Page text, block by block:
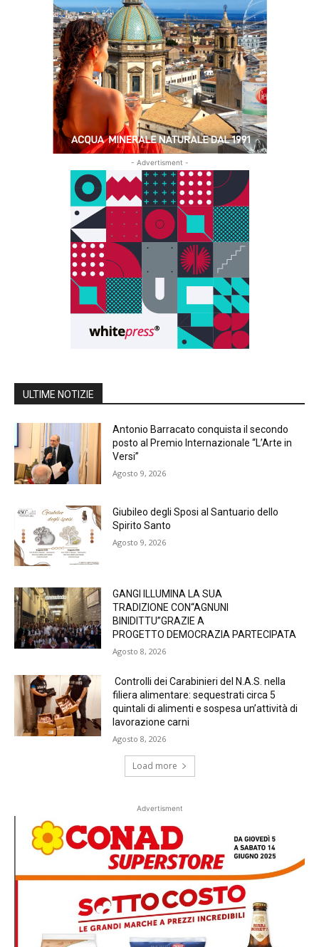
- Advertisment -
ULTIME NOTIZIE
Antonio Barracato conquista il secondo
posto al Premio Internazionale “L’Arte in
Versi”
Agosto 9, 2026
Giubileo degli Sposi al Santuario dello
Spirito Santo
Agosto 9, 2026
GANGI ILLUMINA LA SUA
TRADIZIONE CON“AGNUNI
BINIDITTU”GRAZIE A
PROGETTO DEMOCRAZIA PARTECIPATA
Agosto 8, 2026
Controlli dei Carabinieri del N.A.S. nella
filiera alimentare: sequestrati circa 5
quintali di alimenti e sospesa un’attività di
lavorazione carni
Agosto 8, 2026
Load more
Advertisment